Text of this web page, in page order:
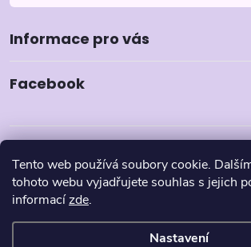
Tento web používá soubory cookie.
tohoto webu vyjadřujete souhlas s jejich
informacízde.
Nastavení
Informace pro vás
Facebook